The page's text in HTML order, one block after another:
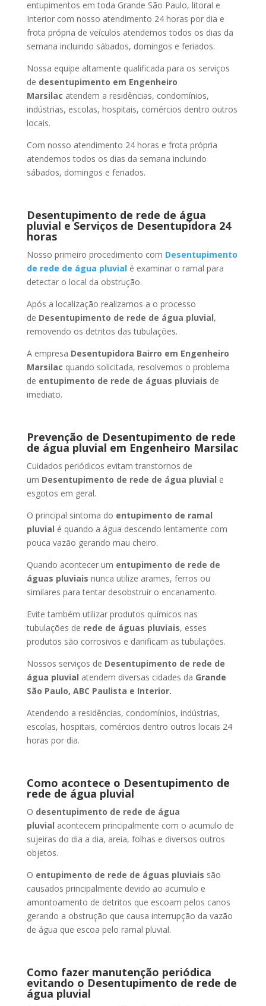
entupimentos em toda Grande São Paulo, litoral e
Interior com nosso atendimento 24 horas por dia e
frota própria de veículos atendemos todos os dias da
semana incluindo sábados, domingos e feriados.
Nossa equipe altamente qualificada para os serviços
de desentupimento em Engenheiro
Marsilac atendem a residências, condomínios,
indústrias, escolas, hospitais, comércios dentro outros
locais.
Com nosso atendimento 24 horas e frota própria
atendemos todos os dias da semana incluindo
sábados, domingos e feriados.
Desentupimento de rede de água
pluvial e Serviços de Desentupidora 24
horas
Nosso primeiro procedimento com Desentupimento
de rede de água pluvialé examinar o ramal para
detectar o local da obstrução.
Após a localização realizamos a o processo
de Desentupimento de rede de água pluvial,
removendo os detritos das tubulações.
A empresa Desentupidora Bairro em Engenheiro
Marsilac quando solicitada, resolvemos o problema
de entupimento de rede de águas pluviais de
imediato.
Prevenção de Desentupimento de rede
de água pluvial em Engenheiro Marsilac
Cuidados periódicos evitam transtornos de
um Desentupimento de rede de água pluvial e
esgotos em geral.
O principal sintoma do entupimento de ramal
pluvial é quando a água descendo lentamente com
pouca vazão gerando mau cheiro.
Quando acontecer um entupimento de rede de
águas pluviais nunca utilize arames, ferros ou
similares para tentar desobstruir o encanamento.
Evite também utilizar produtos químicos nas
tubulações de rede de águas pluviais, esses
produtos são corrosivos e danificam as tubulações.
Nossos serviços de Desentupimento de rede de
água pluvial atendem diversas cidades da Grande
São Paulo, ABC Paulista e Interior.
Atendendo a residências, condomínios, indústrias,
escolas, hospitais, comércios dentro outros locais 24
horas por dia.
Como acontece o Desentupimento de
rede de água pluvial
O desentupimento de rede de água
pluvial acontecem principalmente com o acumulo de
sujeiras do dia a dia, areia, folhas e diversos outros
objetos.
O entupimento de rede de águas pluviais são
causados principalmente devido ao acumulo e
amontoamento de detritos que escoam pelos canos
gerando a obstrução que causa interrupção da vazão
de água que escoa pelo ramal pluvial.
Como fazer manutenção periódica
evitando o Desentupimento de rede de
água pluvial